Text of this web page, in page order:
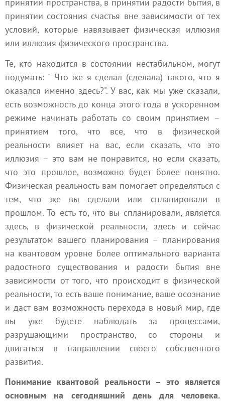
принятии пространства, в принятии радости бытия, в
принятии состояния счастья вне зависимости от тех
условий, которые навязывает физическая иллюзия
или иллюзия физического пространства.
Те, кто находится в состоянии нестабильном, могут
подумать: " Что же я сделал (сделала) такого, что я
оказался именно здесь?". У вас, как мы уже сказали,
есть возможность до конца этого года в ускоренном
режиме начинать работать со своим принятием –
принятием того, что все, что в физической
реальности влияет на вас, если сказать, что это
иллюзия – это вам не понравится, но если сказать,
что это прошлое, возможно будет более понятно.
Физическая реальность вам помогает определяться с
тем, что же вы сделали или спланировали в
прошлом. То есть то, что вы спланировали, является
здесь, в физической реальности, здесь и сейчас
результатом вашего планирования – планирования
на квантовом уровне более оптимального варианта
радостного существования и радости бытия вне
зависимости от того, что происходит в физической
реальности, то есть ваше понимание, ваше осознание
и даст вам возможность перехода в новый мир, где
вы уже будете наблюдать за процессами,
разрушающими пространство, со стороны и
двигаться в направлении своего собственного
развития.
Понимание квантовой реальности – это является
основным на сегодняшний день для человека.